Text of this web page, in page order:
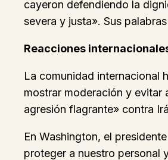
cayeron defendiendo la
severa y justa». Sus
Reacciones
La comunidad internacional
mostrar moderación y evitar
agresión flagrante» contra
En Washington, el presidente
proteger a nuestro personal